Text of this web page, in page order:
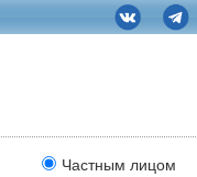
Частным лицом